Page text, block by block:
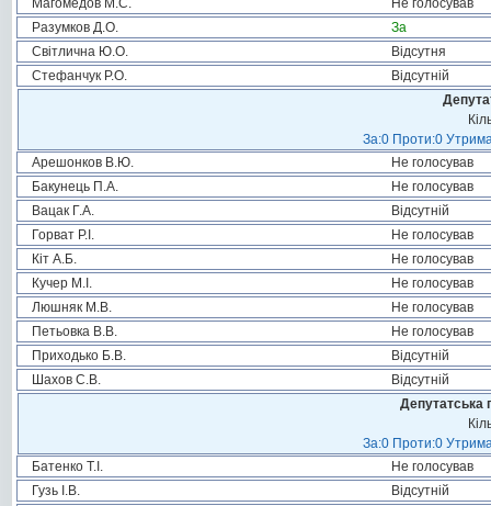
Магомедов М.С.
Не голосував
Разумков Д.О.
За
Світлична Ю.О.
Відсутня
Стефанчук Р.О.
Відсутній
За:0 Проти:0
Арешонков В.Ю.
Не голосував
Бакунець П.А.
Не голосував
Вацак Г.А.
Відсутній
Горват Р.І.
Не голосував
Кіт А.Б.
Не голосував
Кучер М.І.
Не голосував
Люшняк М.В.
Не голосував
Петьовка В.В.
Не голосував
Приходько Б.В.
Відсутній
Шахов С.В.
Відсутній
Депутатська
За:0 Проти:0
Батенко Т.І.
Не голосував
Гузь І.В.
Відсутній